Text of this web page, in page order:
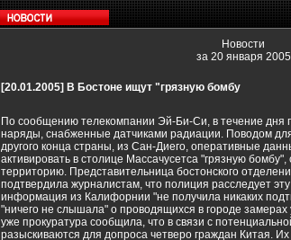
Новости
за 20 января 2005
[20.01.2005] В Бостоне ищут "грязную бомбу
По сообщению телекомпании Эй-Би-Си, в течение дня
наряды, снабженные датчиками радиации. Поводом
другого конца страны, из Сан-Диего, оперативные
активировать в столице Массачусетса "грязную
территорию. Представительница бостонского
подтвердила журналистам, что полиция расследует
информация из Калифорнии "не получила никаких
"ничего не слышала" о проводящихся в городе
уже прокуратура сообщила, что в связи с
разыскиваются для допроса четверо граждан Китая.